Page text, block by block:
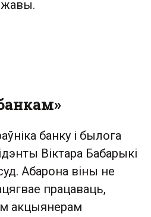
банку і былога
Віктара Бабарыкі
Абарона віны не
працаваць,
акцыянерам